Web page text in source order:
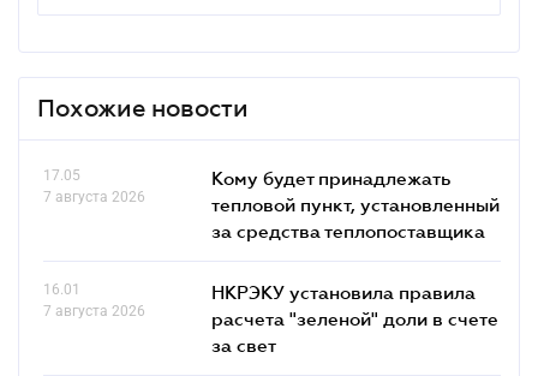
Похожие новости
17.05
7 августа 2026
Кому будет принадлежать
тепловой пункт, установленный
за средства теплопоставщика
16.01
7 августа 2026
НКРЭКУ установила правила
расчета "зеленой" доли в счете
за свет